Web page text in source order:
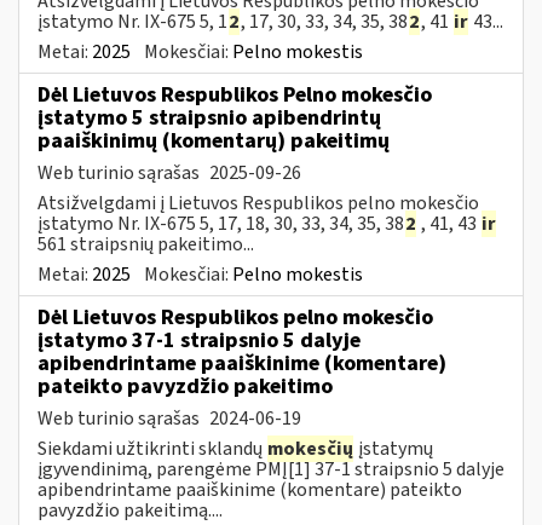
įstatymo Nr. IX-675 5, 12, 17, 30, 33, 34, 35, 382, 41 ir 43...
Metai: 2025 Mokesčiai: Pelno mokestis
Dėl Lietuvos Respublikos Pelno mokesčio
įstatymo 5 straipsnio apibendrintų
paaiškinimų (komentarų) pakeitimų
Web turinio sąrašas 2025-09-26
Atsižvelgdami į Lietuvos Respublikos pelno mokesčio
įstatymo Nr. IX-675 5, 17, 18, 30, 33, 34, 35, 382 , 41, 43 ir
561 straipsnių pakeitimo...
Metai: 2025 Mokesčiai: Pelno mokestis
Dėl Lietuvos Respublikos pelno mokesčio
įstatymo 37-1 straipsnio 5 dalyje
apibendrintame paaiškinime (komentare)
pateikto pavyzdžio pakeitimo
Web turinio sąrašas 2024-06-19
Siekdami užtikrinti sklandų mokesčių įstatymų
įgyvendinimą, parengėme PMĮ[1] 37-1 straipsnio 5 dalyje
apibendrintame paaiškinime (komentare) pateikto
pavyzdžio pakeitimą....